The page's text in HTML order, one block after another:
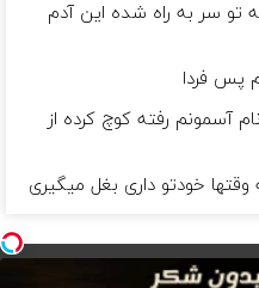
تو سر به راه شده این آدم
پس فردا
آسمونم رفته کوچ کرده از
وقتها خودتو داری بغل میگیری
نت ناگفته...